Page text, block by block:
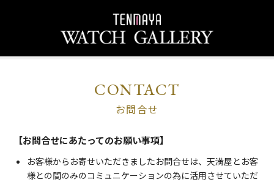
CONTACT
お問合せ
【お問合せにあたってのお願い事項】
お客様からお寄せいただきましたお問合せは、天満屋とお客
様との間のみのコミュニケーションの為に活用させていただ